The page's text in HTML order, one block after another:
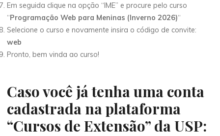
Em seguida clique na opção “IME” e procure pelo curso
“Programação Web para Meninas (Inverno 2026)“
Selecione o curso e novamente insira o código de convite:
web
Pronto, bem vinda ao curso!
Caso você já tenha uma conta
cadastrada na plataforma
“Cursos de Extensão” da USP: